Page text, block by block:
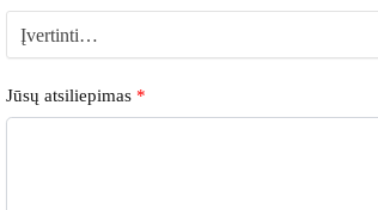
Jūsų atsiliepimas *